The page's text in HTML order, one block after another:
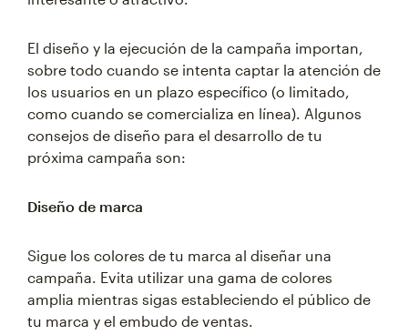
El diseño y la ejecución de la campaña importan,
sobre todo cuando se intenta captar la atención de
los usuarios en un plazo específico (o limitado,
como cuando se comercializa en línea). Algunos
consejos de diseño para el desarrollo de tu
próxima campaña son:
Diseño de marca
Sigue los colores de tu marca al diseñar una
campaña. Evita utilizar una gama de colores
amplia mientras sigas estableciendo el público de
tu marca y el embudo de ventas.